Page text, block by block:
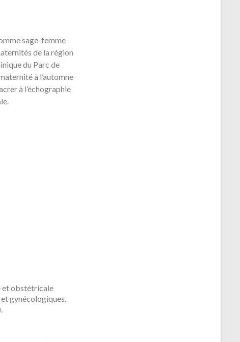
sage-femme
de la région
du Parc de
à l’automne
à l’échographie
et obstétricale
gynécologiques.